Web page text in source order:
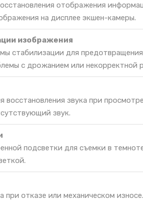
отображения
на дисплее экшен-камеры.
изображения
стабилизации для
с дрожанием или некорректной
восстановления звука при
звук.
подсветки для съемки в
при отказе или механическом